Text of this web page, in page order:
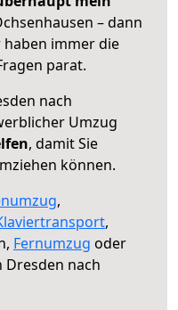
– dann
haben immer die
parat.
nach
Umzug
, damit Sie
können.
,
,
Fernumzug oder
Dresden nach